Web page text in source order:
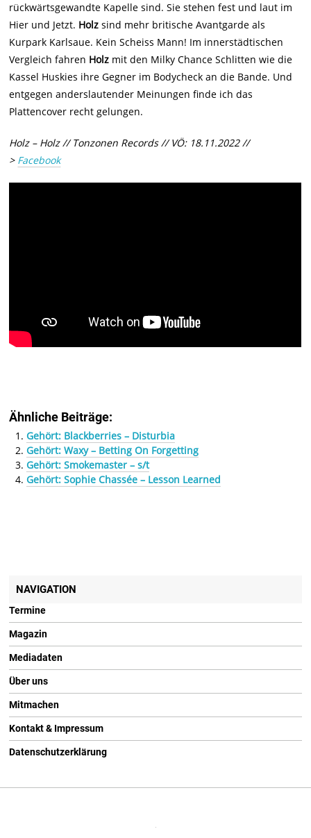
rückwärtsgewandte Kapelle sind. Sie stehen fest und laut im
Hier und Jetzt. Holz sind mehr britische Avantgarde als
Kurpark Karlsaue. Kein Scheiss Mann! Im innerstädtischen
Vergleich fahren Holz mit den Milky Chance Schlitten wie die
Kassel Huskies ihre Gegner im Bodycheck an die Bande. Und
entgegen anderslautender Meinungen finde ich das
Plattencover recht gelungen.
Holz – Holz // Tonzonen Records // VÖ: 18.11.2022 //
> Facebook
Ähnliche Beiträge:
Gehört: Blackberries – Disturbia
Gehört: Waxy – Betting On Forgetting
Gehört: Smokemaster – s/t
Gehört: Sophie Chassée – Lesson Learned
NAVIGATION
Termine
Magazin
Mediadaten
Über uns
Mitmachen
Kontakt & Impressum
Datenschutzerklärung